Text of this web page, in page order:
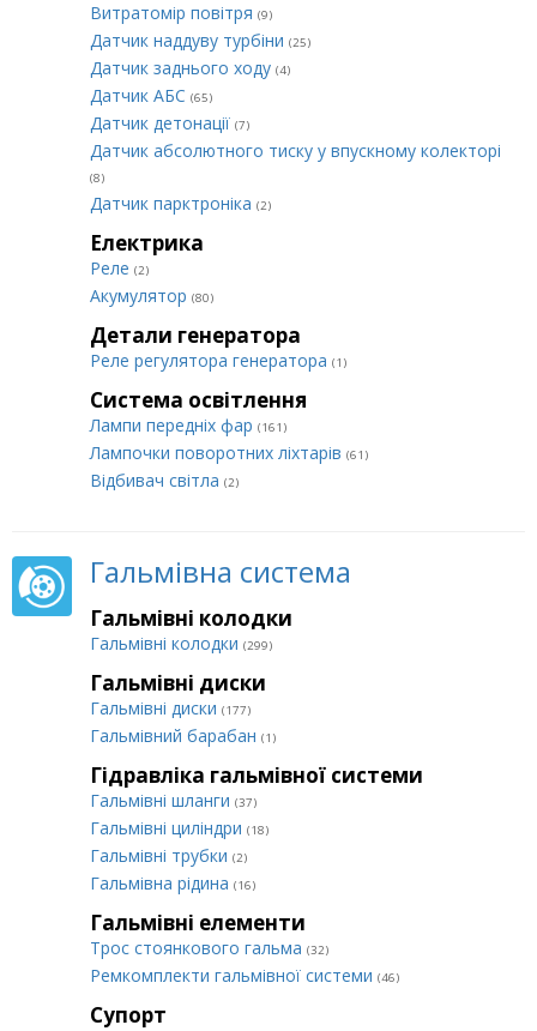
Витратомір повітря (9)
Датчик наддуву турбіни (25)
Датчик заднього ходу (4)
Датчик АБС (65)
Датчик детонації (7)
Датчик абсолютного тиску у впускному колекторі
(8)
Датчик парктроніка (2)
Електрика
Реле (2)
Акумулятор (80)
Детали генератора
Реле регулятора генератора (1)
Система освітлення
Лампи передніх фар (161)
Лампочки поворотних ліхтарів (61)
Відбивач світла (2)
Гальмівна система
Гальмівні колодки
Гальмівні колодки (299)
Гальмівні диски
Гальмівні диски (177)
Гальмівний барабан (1)
Гідравліка гальмівної системи
Гальмівні шланги (37)
Гальмівні циліндри (18)
Гальмівні трубки (2)
Гальмівна рідина (16)
Гальмівні елементи
Трос стоянкового гальма (32)
Ремкомплекти гальмівної системи (46)
Супорт